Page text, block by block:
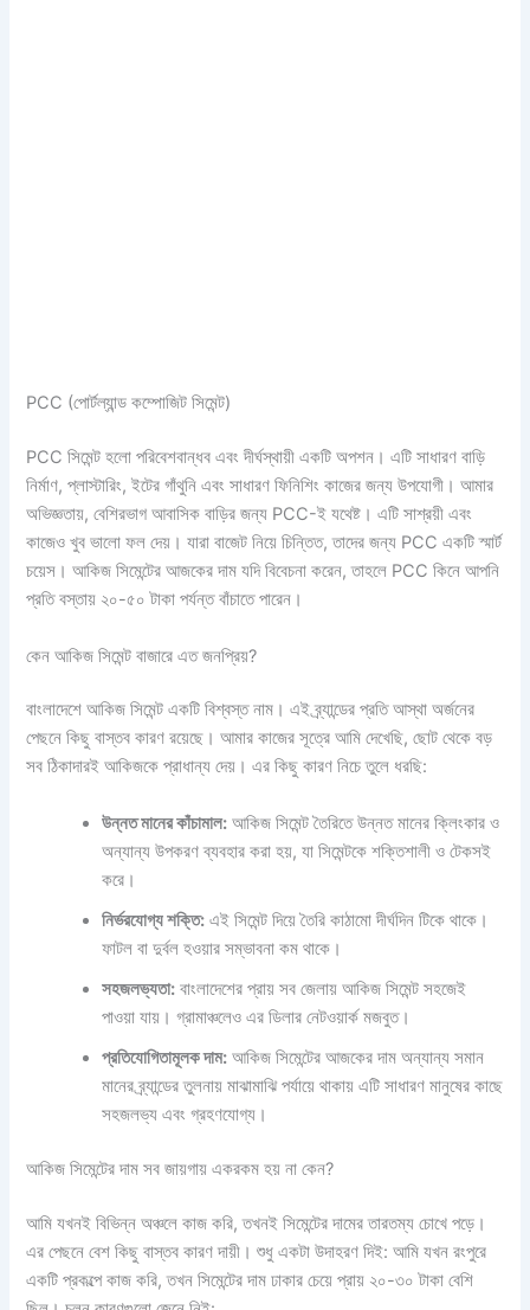
PCC (পোর্টল্যান্ড কম্পোজিট সিমেন্ট)
PCC সিমেন্ট হলো পরিবেশবান্ধব এবং দীর্ঘস্থায়ী একটি অপশন। এটি সাধারণ বাড়ি
নির্মাণ, প্লাস্টারিং, ইটের গাঁথুনি এবং সাধারণ ফিনিশিং কাজের জন্য উপযোগী। আমার
অভিজ্ঞতায়, বেশিরভাগ আবাসিক বাড়ির জন্য PCC-ই যথেষ্ট। এটি সাশ্রয়ী এবং
কাজেও খুব ভালো ফল দেয়। যারা বাজেট নিয়ে চিন্তিত, তাদের জন্য PCC একটি স্মার্ট
চয়েস। আকিজ সিমেন্টের আজকের দাম যদি বিবেচনা করেন, তাহলে PCC কিনে আপনি
প্রতি বস্তায় ২০-৫০ টাকা পর্যন্ত বাঁচাতে পারেন।
কেন আকিজ সিমেন্ট বাজারে এত জনপ্রিয়?
বাংলাদেশে আকিজ সিমেন্ট একটি বিশ্বস্ত নাম। এই ব্র্যান্ডের প্রতি আস্থা অর্জনের
পেছনে কিছু বাস্তব কারণ রয়েছে। আমার কাজের সূত্রে আমি দেখেছি, ছোট থেকে বড়
সব ঠিকাদারই আকিজকে প্রাধান্য দেয়। এর কিছু কারণ নিচে তুলে ধরছি:
উন্নত মানের কাঁচামাল: আকিজ সিমেন্ট তৈরিতে উন্নত মানের ক্লিংকার ও
অন্যান্য উপকরণ ব্যবহার করা হয়, যা সিমেন্টকে শক্তিশালী ও টেকসই
করে।
নির্ভরযোগ্য শক্তি: এই সিমেন্ট দিয়ে তৈরি কাঠামো দীর্ঘদিন টিকে থাকে।
ফাটল বা দুর্বল হওয়ার সম্ভাবনা কম থাকে।
সহজলভ্যতা: বাংলাদেশের প্রায় সব জেলায় আকিজ সিমেন্ট সহজেই
পাওয়া যায়। গ্রামাঞ্চলেও এর ডিলার নেটওয়ার্ক মজবুত।
প্রতিযোগিতামূলক দাম: আকিজ সিমেন্টের আজকের দাম অন্যান্য সমান
মানের ব্র্যান্ডের তুলনায় মাঝামাঝি পর্যায়ে থাকায় এটি সাধারণ মানুষের কাছে
সহজলভ্য এবং গ্রহণযোগ্য।
আকিজ সিমেন্টের দাম সব জায়গায় একরকম হয় না কেন?
আমি যখনই বিভিন্ন অঞ্চলে কাজ করি, তখনই সিমেন্টের দামের তারতম্য চোখে পড়ে।
এর পেছনে বেশ কিছু বাস্তব কারণ দায়ী। শুধু একটা উদাহরণ দিই: আমি যখন রংপুরে
একটি প্রকল্পে কাজ করি, তখন সিমেন্টের দাম ঢাকার চেয়ে প্রায় ২০-৩০ টাকা বেশি